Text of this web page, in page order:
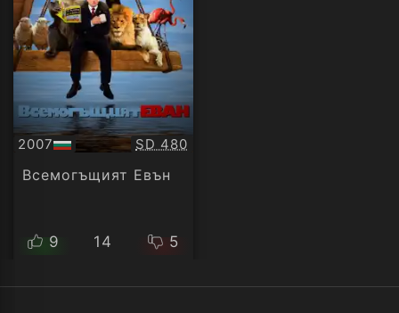
2007
БГ
аудио
Качество:
SD 480
Всемогъщият Евън
9 14 5